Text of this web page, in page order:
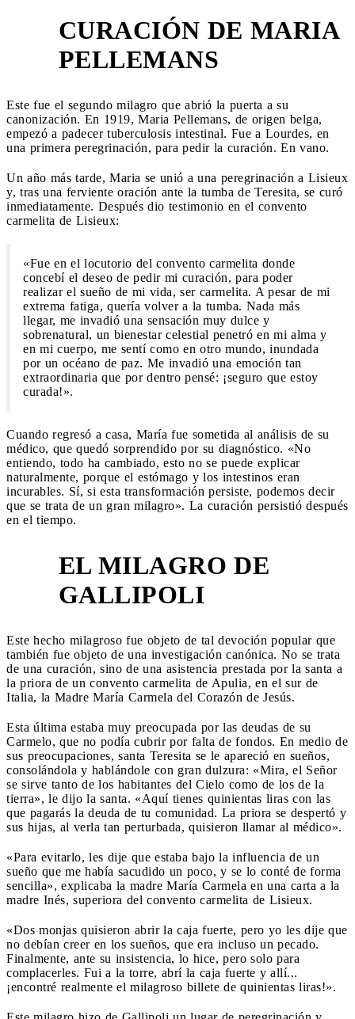
CURACIÓN DE MARIA
PELLEMANS
Este fue el segundo milagro que abrió la puerta a su
canonización. En 1919, Maria Pellemans, de origen belga,
empezó a padecer tuberculosis intestinal. Fue a Lourdes, en
una primera peregrinación, para pedir la curación. En vano.
Un año más tarde, Maria se unió a una peregrinación a Lisieux
y, tras una ferviente oración ante la tumba de Teresita, se curó
inmediatamente. Después dio testimonio en el convento
carmelita de Lisieux:
«Fue en el locutorio del convento carmelita donde
concebí el deseo de pedir mi curación, para poder
realizar el sueño de mi vida, ser carmelita. A pesar de mi
extrema fatiga, quería volver a la tumba. Nada más
llegar, me invadió una sensación muy dulce y
sobrenatural, un bienestar celestial penetró en mi alma y
en mi cuerpo, me sentí como en otro mundo, inundada
por un océano de paz. Me invadió una emoción tan
extraordinaria que por dentro pensé: ¡seguro que estoy
curada!».
Cuando regresó a casa, María fue sometida al análisis de su
médico, que quedó sorprendido por su diagnóstico. «No
entiendo, todo ha cambiado, esto no se puede explicar
naturalmente, porque el estómago y los intestinos eran
incurables. Sí, si esta transformación persiste, podemos decir
que se trata de un gran milagro». La curación persistió después
en el tiempo.
EL MILAGRO DE
GALLIPOLI
Este hecho milagroso fue objeto de tal devoción popular que
también fue objeto de una investigación canónica. No se trata
de una curación, sino de una asistencia prestada por la santa a
la priora de un convento carmelita de Apulia, en el sur de
Italia, la Madre María Carmela del Corazón de Jesús.
Esta última estaba muy preocupada por las deudas de su
Carmelo, que no podía cubrir por falta de fondos. En medio de
sus preocupaciones, santa Teresita se le apareció en sueños,
consolándola y hablándole con gran dulzura: «Mira, el Señor
se sirve tanto de los habitantes del Cielo como de los de la
tierra», le dijo la santa. «Aquí tienes quinientas liras con las
que pagarás la deuda de tu comunidad. La priora se despertó y
sus hijas, al verla tan perturbada, quisieron llamar al médico».
«Para evitarlo, les dije que estaba bajo la influencia de un
sueño que me había sacudido un poco, y se lo conté de forma
sencilla», explicaba la madre María Carmela en una carta a la
madre Inés, superiora del convento carmelita de Lisieux.
«Dos monjas quisieron abrir la caja fuerte, pero yo les dije que
no debían creer en los sueños, que era incluso un pecado.
Finalmente, ante su insistencia, lo hice, pero solo para
complacerles. Fui a la torre, abrí la caja fuerte y allí...
¡encontré realmente el milagroso billete de quinientas liras!».